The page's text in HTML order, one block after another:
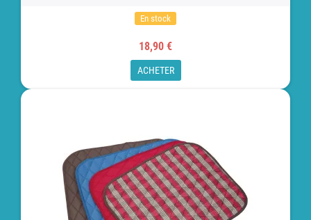
En stock
18,90 €
ACHETER